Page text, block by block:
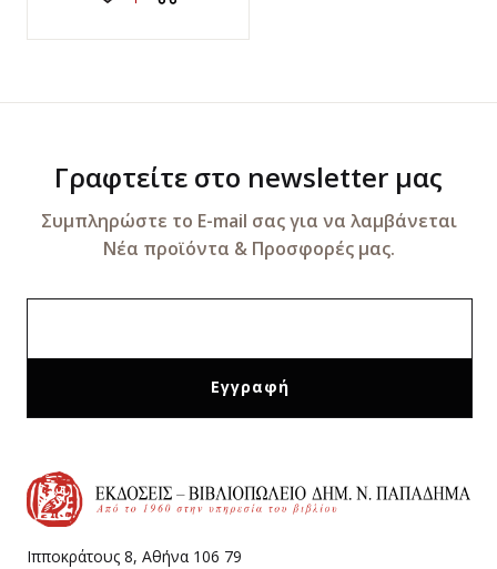
Γραφτείτε στο newsletter μας
Συμπληρώστε το E-mail σας για να λαμβάνεται
Νέα προϊόντα & Προσφορές μας.
Ιπποκράτους 8, Αθήνα 106 79